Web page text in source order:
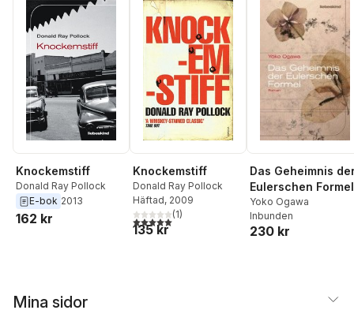
Knockemstiff
Donald Ray Pollock
E-bok 2013
162 kr
Knockemstiff
Donald Ray Pollock
Häftad, 2009
5,0utav 5 stjärnor. Totalt antal röster:
(1)
135 kr
Das Geheimnis
Eulerschen Formel
Yoko Ogawa
Inbunden
230 kr
Mina sidor